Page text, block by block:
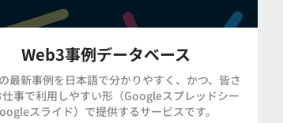
Web3事例データベース
最新事例を日本語で分かりやすく、かつ、皆さ
仕事で利用しやすい形（Googleスプレッドシー
スライド）で提供するサービスです。